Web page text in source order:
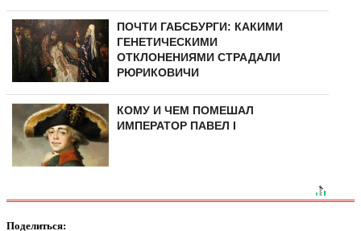
ПОЧТИ ГАБСБУРГИ: КАКИМИ
ГЕНЕТИЧЕСКИМИ
ОТКЛОНЕНИЯМИ СТРАДАЛИ
РЮРИКОВИЧИ
КОМУ И ЧЕМ ПОМЕШАЛ
ИМПЕРАТОР ПАВЕЛ I
Поделиться: